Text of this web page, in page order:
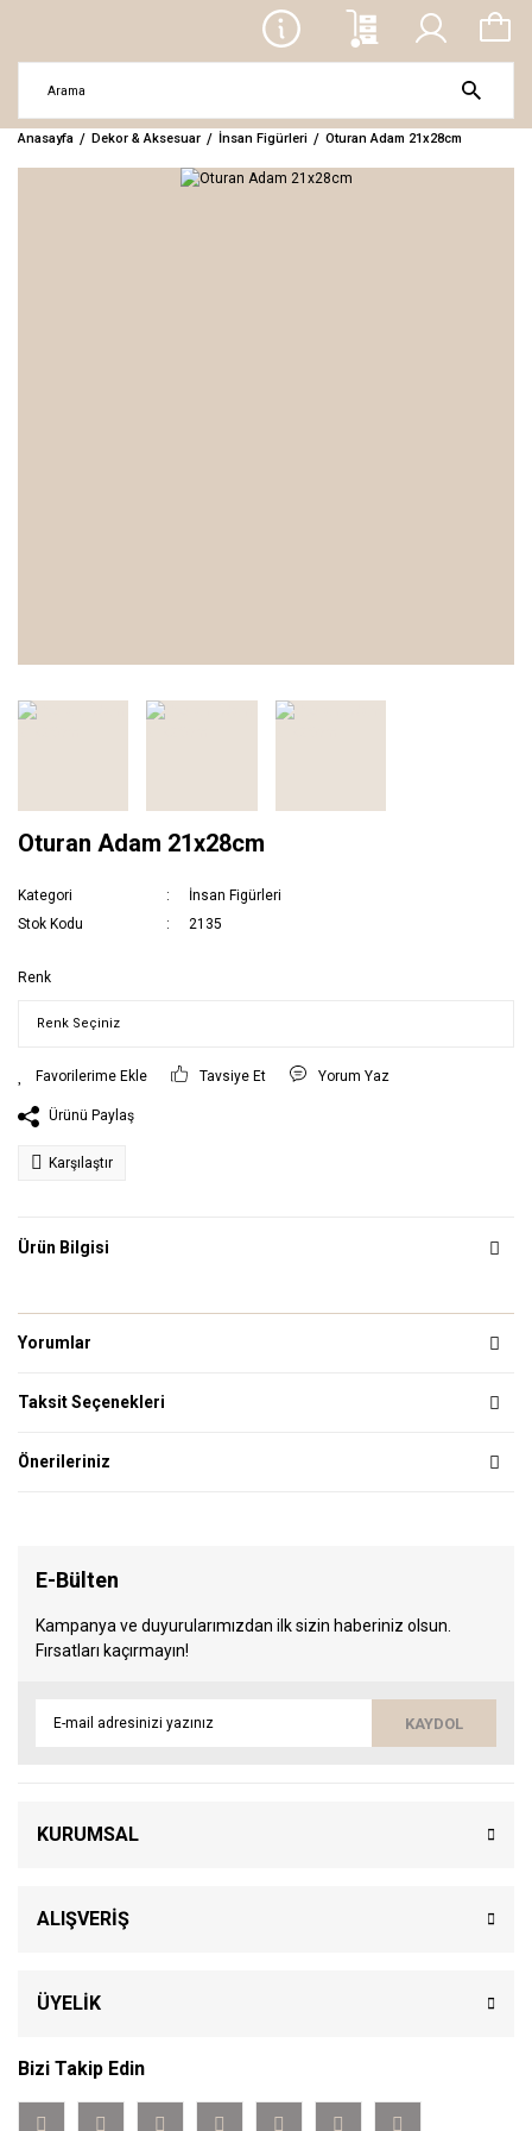
Anasayfa Dekor & Aksesuar İnsan Figürleri Oturan Adam 21x28cm
Oturan Adam 21x28cm
Kategori
İnsan Figürleri
Stok Kodu
2135
Renk
Tavsiye Et Yorum Yaz
Ürünü Paylaş
Karşılaştır
Ürün Bilgisi
Yorumlar
Taksit Seçenekleri
Önerileriniz
E-Bülten
Kampanya ve duyurularımızdan ilk sizin haberiniz olsun.
Fırsatları kaçırmayın!
KAYDOL
KURUMSAL
ALIŞVERİŞ
ÜYELİK
Bizi Takip Edin